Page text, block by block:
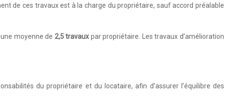
de ces travaux est à la charge du propriétaire, sauf accord préalable
moyenne de 2,5 travaux par propriétaire. Les travaux d’amélioration
du propriétaire et du locataire, afin d’assurer l’équilibre des